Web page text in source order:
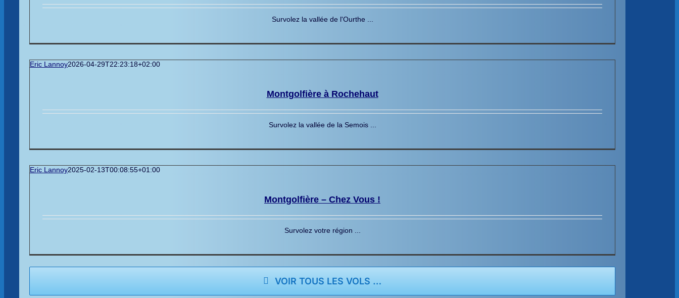
Survolez la vallée de l'Ourthe ...
Eric Lannoy2026-04-29T22:23:18+02:00
Montgolfière à Rochehaut
Survolez la vallée de la Semois ...
Eric Lannoy2025-02-13T00:08:55+01:00
Montgolfière – Chez Vous !
Survolez votre région ...
VOIR TOUS LES VOLS …